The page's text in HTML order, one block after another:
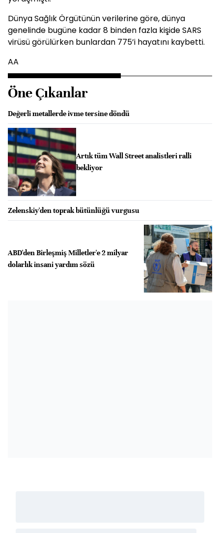
Dünya Sağlık Örgütünün verilerine göre, dünya
genelinde bugüne kadar 8 binden fazla kişide SARS
virüsü görülürken bunlardan 775’i hayatını kaybetti.
AA
Öne Çıkanlar
Değerli metallerde ivme tersine döndü
Artık tüm Wall Street analistleri ralli
bekliyor
Zelenskiy'den toprak bütünlüğü vurgusu
ABD'den Birleşmiş Milletler'e 2 milyar
dolarlık insani yardım sözü